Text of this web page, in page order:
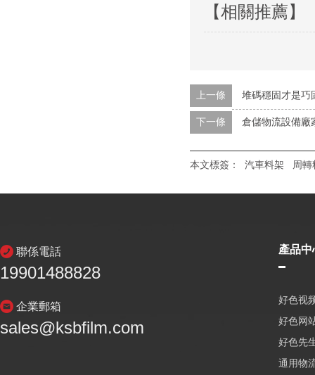
【相關推薦】
上一條 堆碼穩固才是巧
下一條 倉儲物流設備廠
本文標簽： 汽車料架 周轉
聯係電話
19901488828
企業郵箱
sales@ksbfilm.com
產品中
好色视
好色网
好色先
通用物